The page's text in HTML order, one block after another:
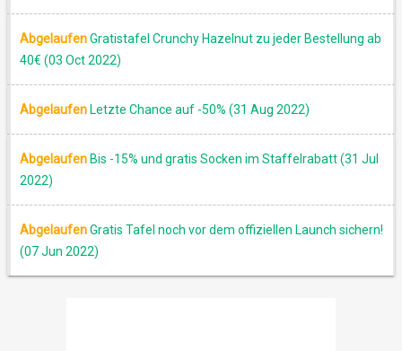
AbgelaufenGratistafel Crunchy Hazelnut zu jeder Bestellung ab
40€ (03 Oct 2022)
Abgelaufen Letzte Chance auf -50% (31 Aug 2022)
Abgelaufen Bis -15% und gratis Socken im Staffelrabatt (31 Jul
2022)
AbgelaufenGratis Tafel noch vor dem offiziellen Launch sichern!
(07 Jun 2022)